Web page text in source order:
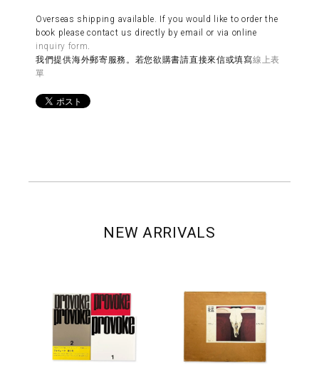
Overseas shipping available. If you would like to order the
book please contact us directly by email or via online
inquiry form
我們提供海外郵寄服務。若您欲購書請直接來信或填寫線上表
單
NEW ARRIVALS